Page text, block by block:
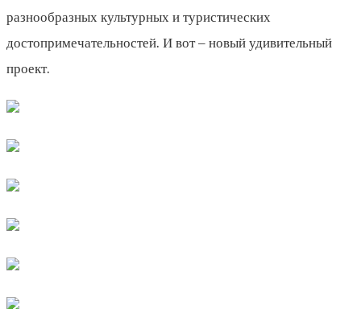
разнообразных культурных и туристических
достопримечательностей. И вот – новый удивительный
проект.